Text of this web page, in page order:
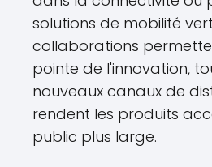
solutions de mobilité
collaborations
pointe de l'innovation,
nouveaux canaux de
rendent les produits
public plus large.